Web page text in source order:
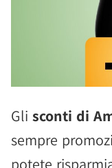
Gli sconti di
sempre
potete